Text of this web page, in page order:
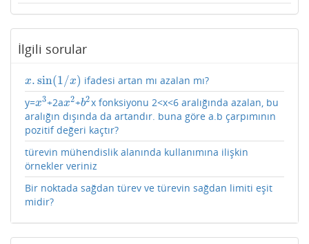
İlgili sorular
x.sin(1/x)
x.sin(1/x)
ifadesi artan mı azalan mı?
y=x3
x3+2ax2
x2+b2
b2x fonksiyonu 2<x<6 aralığında azalan, bu
aralığın dışında da artandır. buna göre a.b çarpımının
pozitif değeri kaçtır?
türevin mühendislik alanında kullanımına ilişkin
örnekler veriniz
Bir noktada sağdan türev ve türevin sağdan limiti eşit
midir?